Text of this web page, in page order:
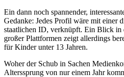
Ein dann noch spannender,
Gedanke: Jedes Profil wäre mit einer
staatlichen ID, verknüpft. Ein Blick in
großer Plattformen zeigt allerdings
für Kinder unter 13 Jahren.
Woher der Schub in Sachen
Alterssprung von nur einem Jahr